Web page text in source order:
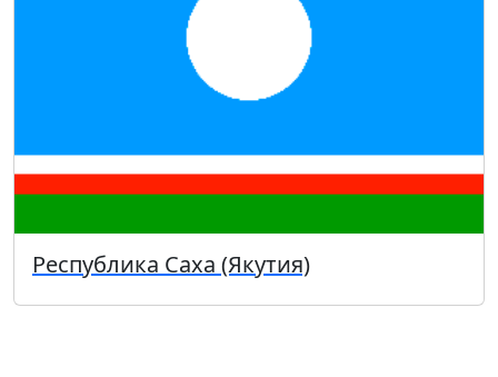
Республика Саха (Якутия)